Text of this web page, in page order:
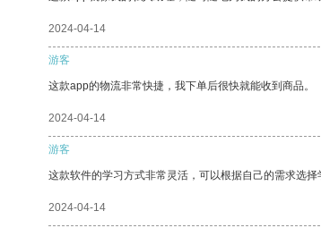
2024-04-14
游客
这款app的物流非常快捷，我下单后很快就能收到商品。
2024-04-14
游客
这款软件的学习方式非常灵活，可以根据自己的需求选择
2024-04-14